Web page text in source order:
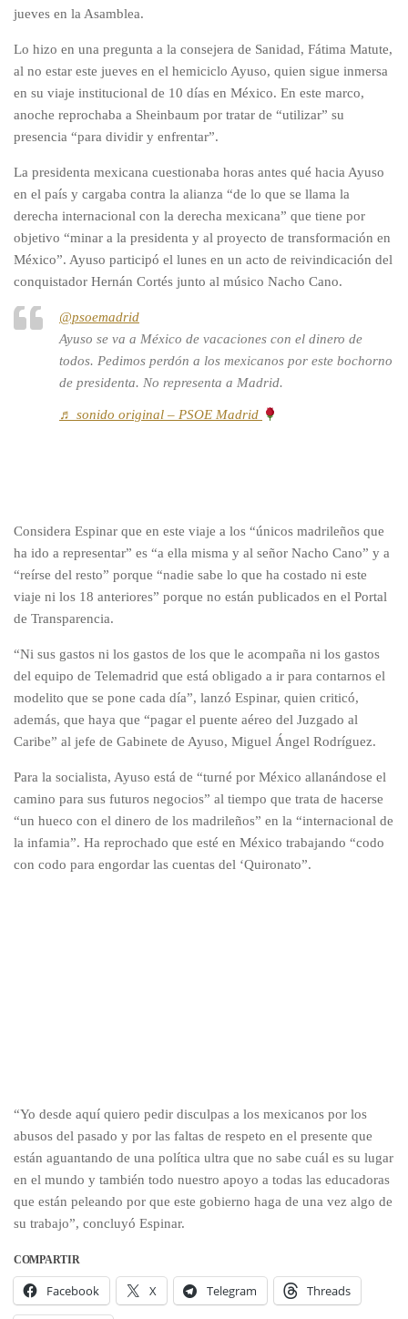
jueves en la Asamblea.
Lo hizo en una pregunta a la consejera de Sanidad, Fátima Matute,
al no estar este jueves en el hemiciclo Ayuso, quien sigue inmersa
en su viaje institucional de 10 días en México. En este marco,
anoche reprochaba a Sheinbaum por tratar de “utilizar” su
presencia “para dividir y enfrentar”.
La presidenta mexicana cuestionaba horas antes qué hacia Ayuso
en el país y cargaba contra la alianza “de lo que se llama la
derecha internacional con la derecha mexicana” que tiene por
objetivo “minar a la presidenta y al proyecto de transformación en
México”. Ayuso participó el lunes en un acto de reivindicación del
conquistador Hernán Cortés junto al músico Nacho Cano.
@psoemadrid
Ayuso se va a México de vacaciones con el dinero de
todos. Pedimos perdón a los mexicanos por este bochorno
de presidenta. No representa a Madrid.
♬ sonido original – PSOE Madrid
Considera Espinar que en este viaje a los “únicos madrileños que
ha ido a representar” es “a ella misma y al señor Nacho Cano” y a
“reírse del resto” porque “nadie sabe lo que ha costado ni este
viaje ni los 18 anteriores” porque no están publicados en el Portal
de Transparencia.
“Ni sus gastos ni los gastos de los que le acompaña ni los gastos
del equipo de Telemadrid que está obligado a ir para contarnos el
modelito que se pone cada día”, lanzó Espinar, quien criticó,
además, que haya que “pagar el puente aéreo del Juzgado al
Caribe” al jefe de Gabinete de Ayuso, Miguel Ángel Rodríguez.
Para la socialista, Ayuso está de “turné por México allanándose el
camino para sus futuros negocios” al tiempo que trata de hacerse
“un hueco con el dinero de los madrileños” en la “internacional de
la infamia”. Ha reprochado que esté en México trabajando “codo
con codo para engordar las cuentas del ‘Quironato”.
“Yo desde aquí quiero pedir disculpas a los mexicanos por los
abusos del pasado y por las faltas de respeto en el presente que
están aguantando de una política ultra que no sabe cuál es su lugar
en el mundo y también todo nuestro apoyo a todas las educadoras
que están peleando por que este gobierno haga de una vez algo de
su trabajo”, concluyó Espinar.
COMPARTIR
Facebook X Telegram Threads